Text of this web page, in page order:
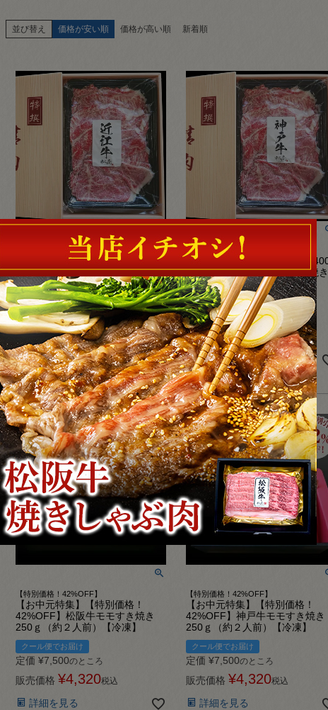
並び替え 価格が安い順 価格が高い順 新着順
【特別価格！41%OFF】
近江牛 切り落とし スライス 400
ｇ 約3～４人前 大特価 すき焼き
しゃぶしゃぶ 冷凍
クール便でお届け
定価 ¥6,800のところ
販売価格 ¥3,780税込
詳細を見る
【特別価格！41%OFF】
神戸牛 切り落とし スライス
ｇ 約3～４人前 大特価 すき焼き
しゃぶしゃぶ 冷凍
クール便でお届け
定価 ¥6,800のところ
販売価格 ¥3,880税込
詳細を見る
【特別価格！42%OFF】
【お中元特集】【特別価格！
42%OFF】松阪牛モモすき焼き
250ｇ（約２人前）【冷凍】
クール便でお届け
定価 ¥7,500のところ
販売価格 ¥4,320税込
詳細を見る
【特別価格！42%OFF】
【お中元特集】【特別価格！
42%OFF】神戸牛モモすき焼
250ｇ（約２人前）【冷凍】
クール便でお届け
定価 ¥7,500のところ
販売価格 ¥4,320税込
詳細を見る